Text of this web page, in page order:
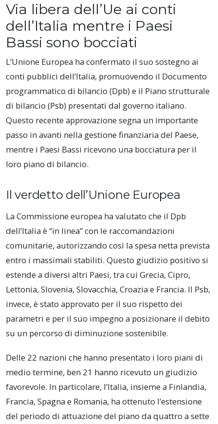
Via libera dell’Ue ai conti
dell’Italia mentre i Paesi
Bassi sono bocciati
L’Unione Europea ha confermato il suo sostegno ai
conti pubblici dell’Italia, promuovendo il Documento
programmatico di bilancio (Dpb) e il Piano strutturale
di bilancio (Psb) presentati dal governo italiano.
Questo recente approvazione segna un importante
passo in avanti nella gestione finanziaria del Paese,
mentre i Paesi Bassi ricevono una bocciatura per il
loro piano di bilancio.
Il verdetto dell’Unione Europea
La Commissione europea ha valutato che il Dpb
dell’Italia è “in linea” con le raccomandazioni
comunitarie, autorizzando così la spesa netta prevista
entro i massimali stabiliti. Questo giudizio positivo si
estende a diversi altri Paesi, tra cui Grecia, Cipro,
Lettonia, Slovenia, Slovacchia, Croazia e Francia. Il Psb,
invece, è stato approvato per il suo rispetto dei
parametri e per il suo impegno a posizionare il debito
su un percorso di diminuzione sostenibile.
Delle 22 nazioni che hanno presentato i loro piani di
medio termine, ben 21 hanno ricevuto un giudizio
favorevole. In particolare, l’Italia, insieme a Finlandia,
Francia, Spagna e Romania, ha ottenuto l’estensione
del periodo di attuazione del piano da quattro a sette